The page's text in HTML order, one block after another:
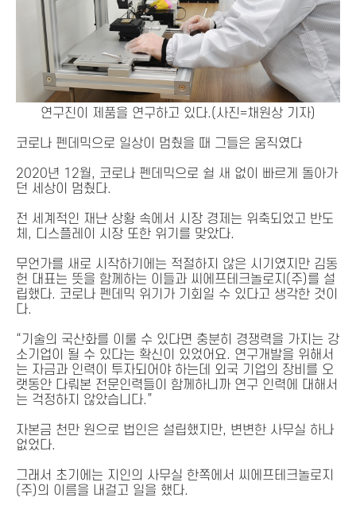
연구진이 제품을 연구하고 있다.(사진=채원상 기자)
코로나 펜데믹으로 일상이 멈췄을 때 그들은 움직였다
2020년 12월, 코로나 펜데믹으로 쉴 새 없이 빠르게 돌아가
던 세상이 멈췄다.
전 세계적인 재난 상황 속에서 시장 경제는 위축되었고 반도
체, 디스플레이 시장 또한 위기를 맞았다.
무언가를 새로 시작하기에는 적절하지 않은 시기였지만 김동
헌 대표는 뜻을 함께하는 이들과 씨에프테크놀로지(주)를 설
립했다. 코로나 펜데믹 위기가 기회일 수 있다고 생각한 것이
다.
“기술의 국산화를 이룰 수 있다면 충분히 경쟁력을 가지는 강
소기업이 될 수 있다는 확신이 있었어요. 연구개발을 위해서
는 자금과 인력이 투자되어야 하는데 외국 기업의 장비를 오
랫동안 다뤄본 전문인력들이 함께하니까 연구 인력에 대해서
는 걱정하지 않았습니다.”
자본금 천만 원으로 법인은 설립했지만, 변변한 사무실 하나
없었다.
그래서 초기에는 지인의 사무실 한쪽에서 씨에프테크놀로지
(주)의 이름을 내걸고 일을 했다.